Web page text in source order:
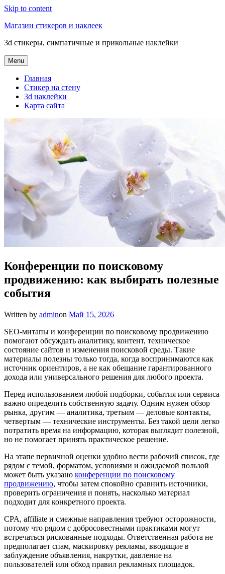
Skip to content
Магазин стикеров и наклеек
3d стикеры, симпатичные и прикольные наклейки
Menu
Главная
Стикер на стену
3d наклейки
Карта сайта
Конференции по поисковому
продвижению: как выбирать полезные
события
Written by adminon Май 15, 2026
SEO-митапы и конференции по поисковому продвижению
помогают обсуждать аналитику, контент, техническое
состояние сайтов и изменения поисковой среды. Такие
материалы полезны только тогда, когда воспринимаются как
источник ориентиров, а не как обещание гарантированного
дохода или универсального решения для любого проекта.
Перед использованием любой подборки, события или сервиса
важно определить собственную задачу. Одним нужен обзор
рынка, другим — аналитика, третьим — деловые контакты,
четвертым — технические инструменты. Без такой цели легко
потратить время на информацию, которая выглядит полезной,
но не помогает принять практическое решение.
На этапе первичной оценки удобно вести рабочий список, где
рядом с темой, форматом, условиями и ожидаемой пользой
может быть указано конференции по поисковому
продвижению, чтобы затем спокойно сравнить источники,
проверить ограничения и понять, насколько материал
подходит для конкретного проекта.
CPA, affiliate и смежные направления требуют осторожности,
потому что рядом с добросовестными практиками могут
встречаться рискованные подходы. Ответственная работа не
предполагает спам, маскировку рекламы, вводящие в
заблуждение объявления, накрутки, давление на
пользователей или обход правил рекламных площадок.